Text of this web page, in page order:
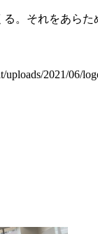
。それをあら
uploads/2021/06/